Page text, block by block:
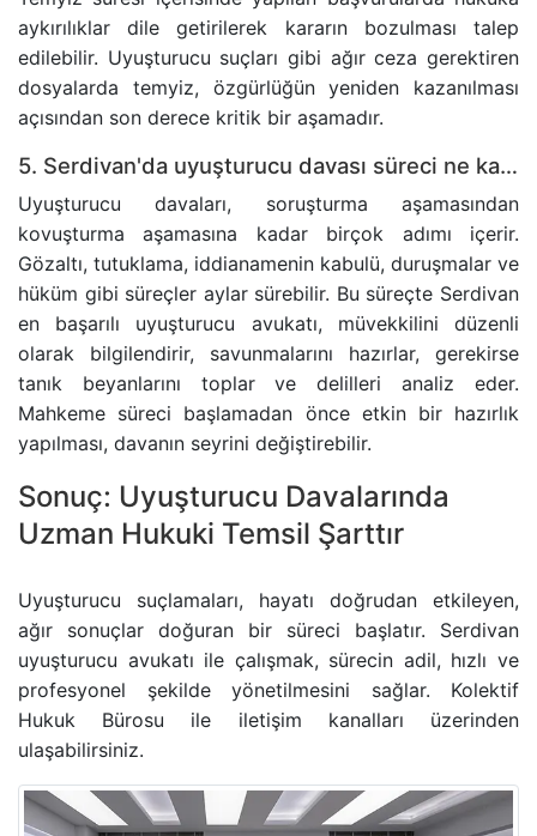
aykırılıklar dile getirilerek kararın bozulması talep
edilebilir. Uyuşturucu suçları gibi ağır ceza gerektiren
dosyalarda temyiz, özgürlüğün yeniden kazanılması
açısından son derece kritik bir aşamadır.
5. Serdivan'da uyuşturucu davası süreci ne kadar sürer ve bu süreçte neler yapılır?
Uyuşturucu davaları, soruşturma aşamasından
kovuşturma aşamasına kadar birçok adımı içerir.
Gözaltı, tutuklama, iddianamenin kabulü, duruşmalar ve
hüküm gibi süreçler aylar sürebilir. Bu süreçte Serdivan
en başarılı uyuşturucu avukatı, müvekkilini düzenli
olarak bilgilendirir, savunmalarını hazırlar, gerekirse
tanık beyanlarını toplar ve delilleri analiz eder.
Mahkeme süreci başlamadan önce etkin bir hazırlık
yapılması, davanın seyrini değiştirebilir.
Sonuç: Uyuşturucu Davalarında
Uzman Hukuki Temsil Şarttır
Uyuşturucu suçlamaları, hayatı doğrudan etkileyen,
ağır sonuçlar doğuran bir süreci başlatır. Serdivan
uyuşturucu avukatı ile çalışmak, sürecin adil, hızlı ve
profesyonel şekilde yönetilmesini sağlar. Kolektif
Hukuk Bürosu ile iletişim kanalları üzerinden
ulaşabilirsiniz.